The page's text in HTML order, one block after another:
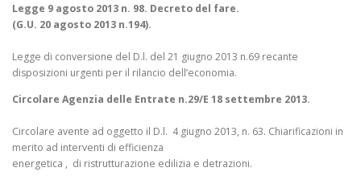
Legge 9 agosto 2013 n. 98. Decreto del fare.
(G.U. 20 agosto 2013 n.194).
Legge di conversione del D.l. del 21 giugno 2013 n.69 recante
disposizioni urgenti per il rilancio dell’economia.
Circolare Agenzia delle Entrate n.29/E 18 settembre 2013.
Circolare avente ad oggetto il D.l. 4 giugno 2013, n. 63. Chiarificazioni in
merito ad interventi di efficienza
energetica , di ristrutturazione edilizia e detrazioni.